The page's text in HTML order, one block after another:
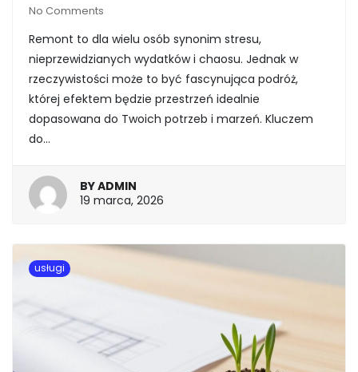
No Comments
Remont to dla wielu osób synonim stresu,
nieprzewidzianych wydatków i chaosu. Jednak w
rzeczywistości może to być fascynująca podróż,
której efektem będzie przestrzeń idealnie
dopasowana do Twoich potrzeb i marzeń. Kluczem
do…
BYADMIN
19 marca, 2026
usługi